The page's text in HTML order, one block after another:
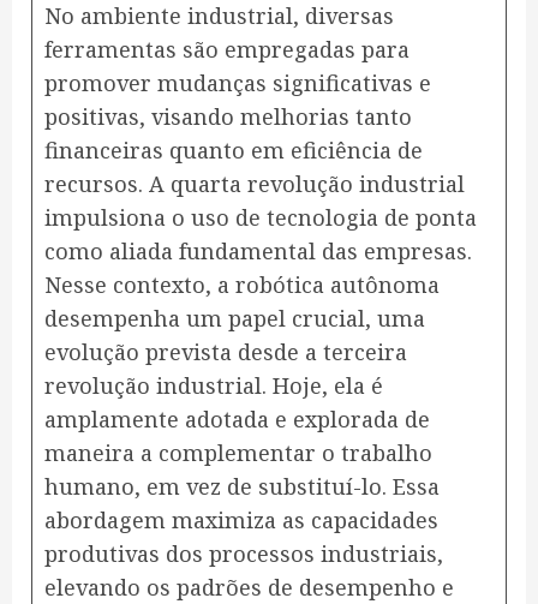
No ambiente industrial, diversas
ferramentas são empregadas para
promover mudanças significativas e
positivas, visando melhorias tanto
financeiras quanto em eficiência de
recursos. A quarta revolução industrial
impulsiona o uso de tecnologia de ponta
como aliada fundamental das empresas.
Nesse contexto, a robótica autônoma
desempenha um papel crucial, uma
evolução prevista desde a terceira
revolução industrial. Hoje, ela é
amplamente adotada e explorada de
maneira a complementar o trabalho
humano, em vez de substituí-lo. Essa
abordagem maximiza as capacidades
produtivas dos processos industriais,
elevando os padrões de desempenho e